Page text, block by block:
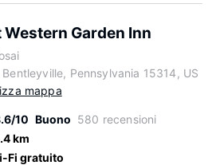
Western Garden Inn
Bentleyville, Pennsylvania 15314, US
mappa
10 Buono 580 recensioni
km
Fi gratuito